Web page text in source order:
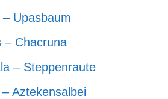
Upasbaum
– Chacruna
– Steppenraute
Aztekensalbei